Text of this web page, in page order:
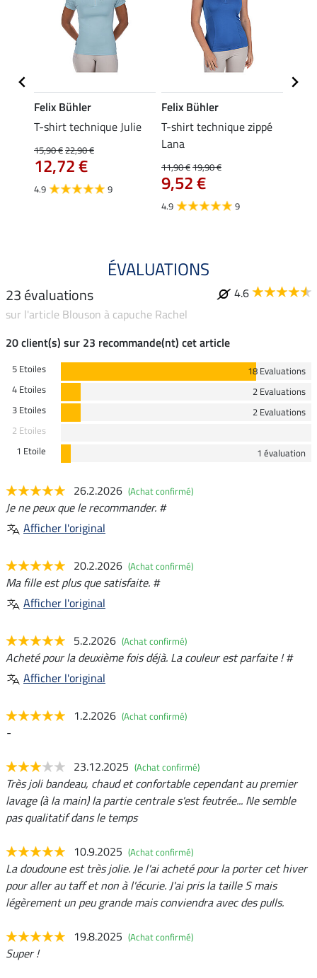
Felix Bühler
T-shirt technique Julie
15,90 €22,90 €
12,72 €
4.9 9
Felix Bühler
T-shirt technique zippé
Lana
11,90 €19,90 €
9,52 €
4.9 9
ÉVALUATIONS
23 évaluations
4.6
sur l'article Blouson à capuche Rachel
20 client(s) sur 23 recommande(nt) cet article
5 Etoiles
18 Evaluations
4 Etoiles
2 Evaluations
3 Etoiles
2 Evaluations
2 Etoiles
1 Etoile
1 évaluation
26.2.2026 (Achat confirmé)
Je ne peux que le recommander. #
Afficher l'original
20.2.2026 (Achat confirmé)
Ma fille est plus que satisfaite. #
Afficher l'original
5.2.2026 (Achat confirmé)
Acheté pour la deuxième fois déjà. La couleur est parfaite ! #
Afficher l'original
1.2.2026 (Achat confirmé)
-
23.12.2025 (Achat confirmé)
Très joli bandeau, chaud et confortable cependant au premier
lavage (à la main) la partie centrale s'est feutrée... Ne semble
pas qualitatif dans le temps
10.9.2025 (Achat confirmé)
La doudoune est très jolie. Je l'ai acheté pour la porter cet hiver
pour aller au taff et non à l'écurie. J'ai pris la taille S mais
légèrement un peu grande mais conviendra avec des pulls.
19.8.2025 (Achat confirmé)
Super !